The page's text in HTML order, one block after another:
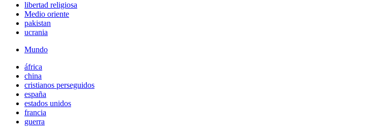
libertad religiosa
Medio oriente
pakistan
ucrania
Mundo
áfrica
china
cristianos perseguidos
españa
estados unidos
francia
guerra